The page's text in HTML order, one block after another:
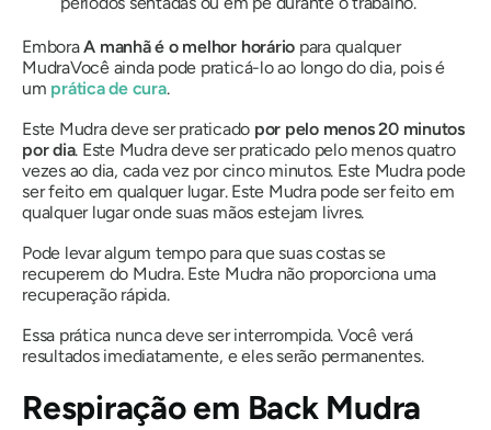
EmboraA manhã é o melhor horário para qualquer
MudraVocê ainda pode praticá-lo ao longo do dia, pois é
um prática de cura.
Este Mudradeve ser praticado por pelo menos 20 minutos
por dia. Este Mudradeve ser praticado pelo menos quatro
vezes ao dia, cada vez por cinco minutos. Este Mudrapode
ser feito em qualquer lugar. Este Mudrapode ser feito em
qualquer lugar onde suas mãos estejam livres.
Pode levar algum tempo para que suas costas se
recuperem do Mudra. Este Mudranão proporciona uma
recuperação rápida.
Essa prática nunca deve ser interrompida. Você verá
resultados imediatamente, e eles serão permanentes.
Respiração em BackMudra